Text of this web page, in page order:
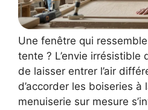
Une fenêtre qui
tente ? L’envie irrésistible
de laisser entrer l’air
d’accorder les boiseries à
menuiserie sur mesure